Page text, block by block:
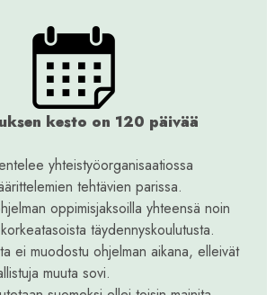
kesto on 120 päivää
yhteistyöorganisaatiossa
tehtävien parissa.
oppimisjaksoilla yhteensä noin
täydennyskoulutusta.
ei muodostu ohjelman aikana, elleivät
muuta sovi.